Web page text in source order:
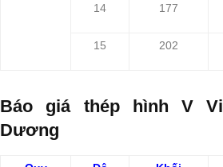
14 177
15 202
Báo giá thép hình V
Dương